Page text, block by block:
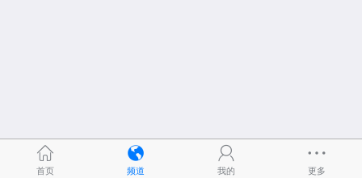
首页 频道 我的 更多